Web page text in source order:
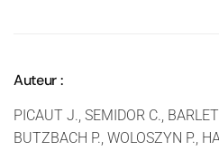
Auteur :
PICAUT J., SEMIDOR C.,
BUTZBACH P., WOLOSZYN P.,